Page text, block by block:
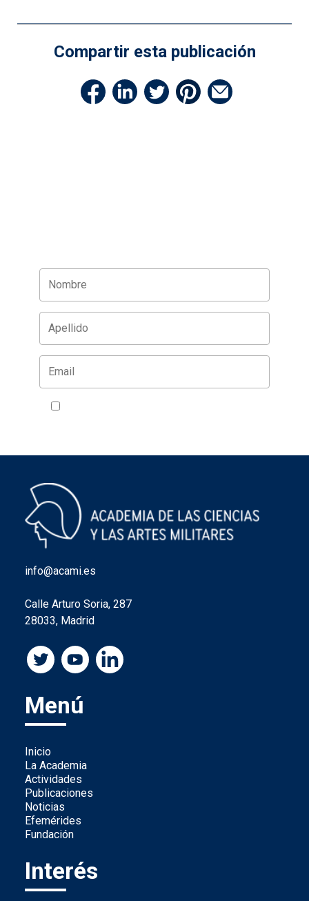
Compartir esta publicación
info@acami.es
Calle Arturo Soria, 287
28033, Madrid
Menú
Inicio
La Academia
Actividades
Publicaciones
Noticias
Efemérides
Fundación
Interés